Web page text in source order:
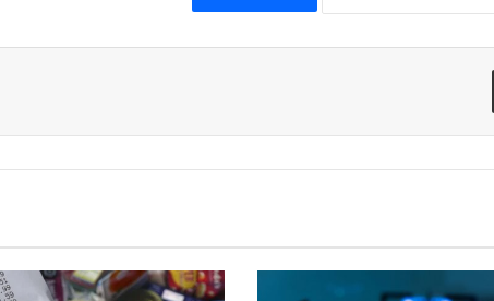
مشاركة عبر البريد